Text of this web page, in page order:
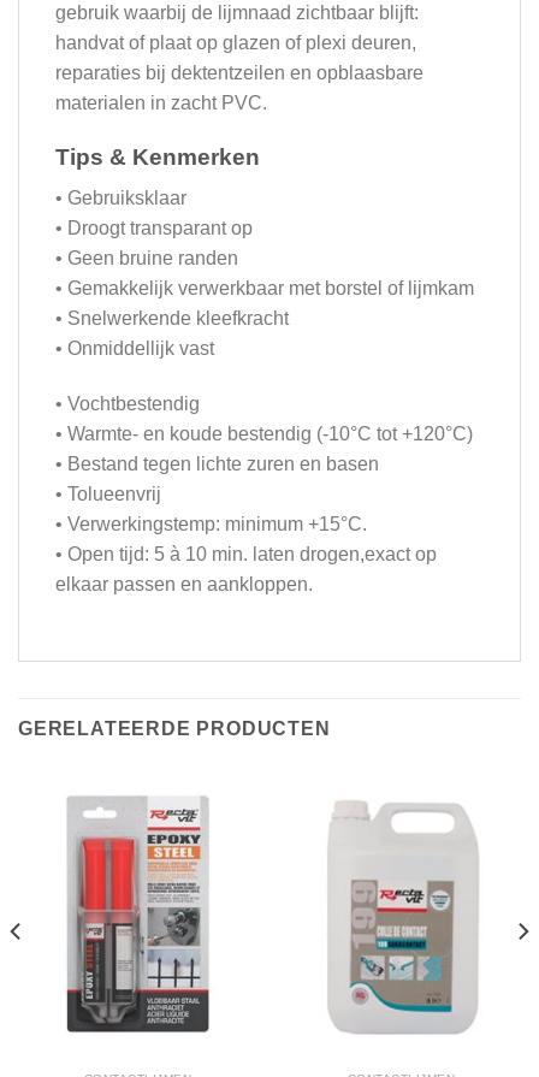
gebruik waarbij de lijmnaad zichtbaar blijft:
handvat of plaat op glazen of plexi deuren,
reparaties bij dektentzeilen en opblaasbare
materialen in zacht PVC.
Tips & Kenmerken
• Gebruiksklaar
• Droogt transparant op
• Geen bruine randen
• Gemakkelijk verwerkbaar met borstel of lijmkam
• Snelwerkende kleefkracht
• Onmiddellijk vast
• Vochtbestendig
• Warmte- en koude bestendig (-10°C tot +120°C)
• Bestand tegen lichte zuren en basen
• Tolueenvrij
• Verwerkingstemp: minimum +15°C.
• Open tijd: 5 à 10 min. laten drogen,exact op
elkaar passen en aankloppen.
GERELATEERDE PRODUCTEN